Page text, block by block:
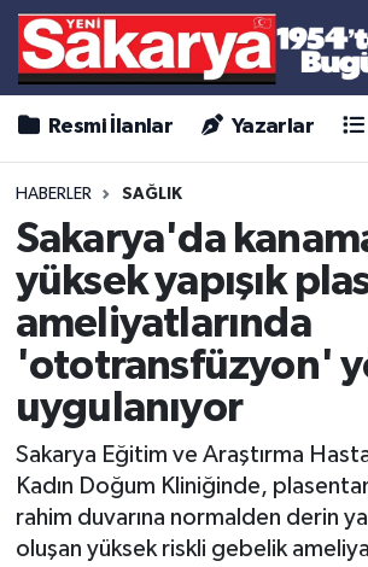
Resmi İlanlar Yazarlar
HABERLER SAĞLIK
Sakarya'da
yüksek yapışık
ameliyatlarında
'ototransfüzyon'
uygulanıyor
Sakarya Eğitim ve Araştırma
Kadın Doğum Kliniğinde,
rahim duvarına normalden derin
oluşan yüksek riskli gebelik